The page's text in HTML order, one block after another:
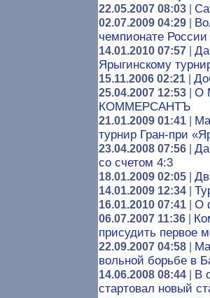
22.05.2007 08:03
02.07.2009 04:29
чемпионате России
14.01.2010 07:57
Ярыгинскому
15.11.2006 02:21
25.04.2007 12:53
О
КОММЕРСАНТЪ
21.01.2009 01:41
турнир Гран-при
23.04.2008 07:56
со счетом 4:3
18.01.2009 02:05
14.01.2009 12:34
16.01.2010 07:41 О
06.07.2007 11:36
присудить первое
22.09.2007 04:58
вольной борьбе в
14.06.2008 08:44
В
стартовал новый